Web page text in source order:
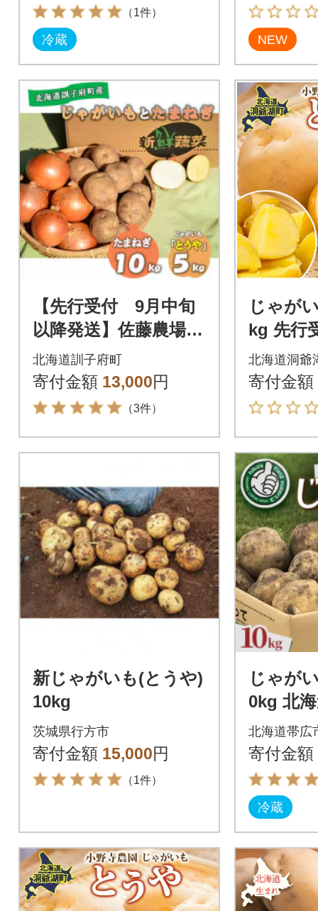
（1件）
冷蔵 NEW
【先行受付 9月中旬
以降発送】佐藤農場の
じゃがいも「とう
や」5kgと玉葱10kgセ
ット
北海道訓子府町
寄付金額 13,000円
（3件）
じゃが
kg 先行
北海道
9月下旬
北海道洞爺
寄付金額
新じゃがいも(とうや)
10kg
茨城県行方市
寄付金額 15,000円
（1件）
じゃが
0kg 北
北海道帯広
寄付金額
冷蔵